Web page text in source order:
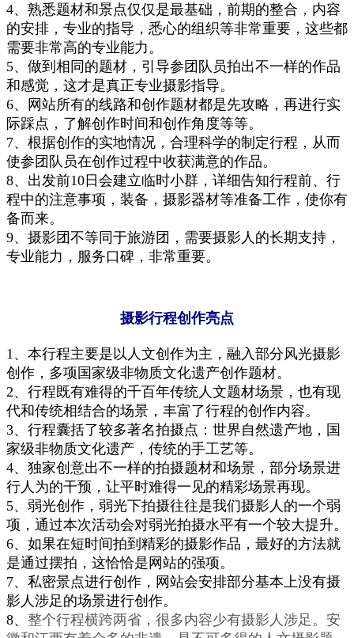
4、 熟悉题材和景点仅仅是最基础， 前期的整合，内容
的安排，专业的指导，悉心的组织等非常重要，这些都
需要非常高的专业能力。
5、 做到相同的题材 ， 引导参团队员拍出不一样的作品
和感觉 ，这才是真正专业摄影指导。
6、
网站所有的线路和创作题材都是先攻略，再进行实
际踩点，了解创作时间和创作角度等等。
7、 根据创作的实地情况，合理科学的制定行程，从而
使参团队员在创作过程中收获满意的作品。
8、 出发前10日会建立临时小群， 详细告知行程前、行
程中的注意事项，装备，摄影器材等准备工作 ，使你有
备而来。
9、 摄影团不等同于旅游团，需要摄影人的长期支持，
专业能力， 服务口碑 ，非常重要。
摄影行程创作亮点
1、 本行程主要是以人文创作为主，融入部分风光摄影
创作，多项国家级非物质文化遗产创作题材。
2、行程既有难得的千百年传统人文题材场景 ， 也有现
代和传统相结合的场景，丰富了行程的创作内容。
3、 行程囊括了较多著名拍摄点：世界自然遗产地，国
家级非物质文化遗产，传统的手工艺等。
4、 独家创意出不一样的拍摄题材和场景， 部分场景进
行人为的干预，让平时难得一见的精彩场景再现。
5、弱光创作，弱光下拍摄往往是我们摄影人的一个弱
项，通过本次活动会对弱光拍摄水平有一个较大提升。
6、如果在短时间拍到精彩的摄影作品，最好的方法就
是通过摆拍，这恰恰是网站的强项。
7、私密景点进行创作，网站会安排部分基本上没有摄
影人涉足的场景进行创作。
8、 整个行程横跨两省，很多内容少有摄影人涉足。安